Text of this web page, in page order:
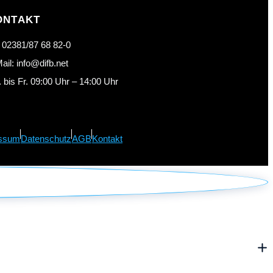
02381/87 68 82-0
info@difb.net
bis Fr. 09:00 Uhr – 14:00 Uhr
DatenschutzAGBKontakt